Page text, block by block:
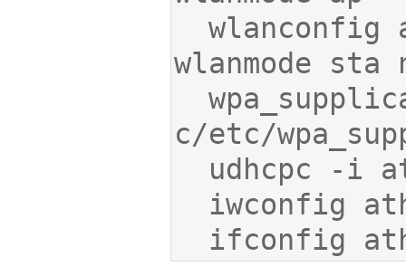
  wlanconfig ath1 create wlandev wifi0
  wpa_supplicant -Bw -Dwext -iath1 -
ifconfig